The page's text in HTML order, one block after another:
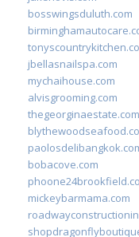
bosswingsduluth.com
jbellasnailspa.com
mychaihouse.com
alvisgrooming.com
thegeorginaestate.com
bobacove.com
mickeybarmama.com